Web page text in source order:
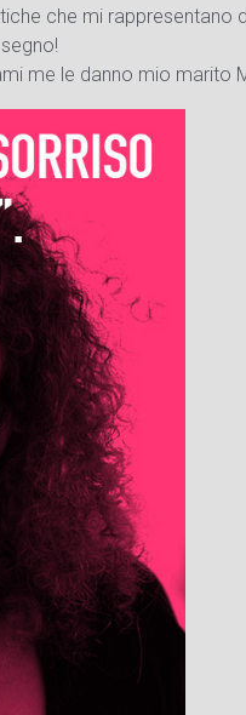
che mi rappresentano
me le danno mio